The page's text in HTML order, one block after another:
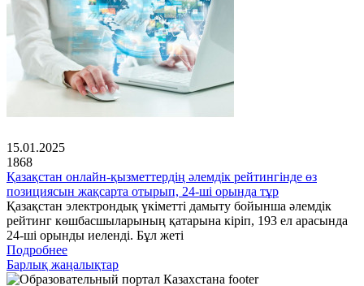
15.01.2025
1868
Қазақстан онлайн-қызметтердің әлемдік рейтингінде өз
позициясын жақсарта отырып, 24-ші орында тұр
Қазақстан электрондық үкіметті дамыту бойынша әлемдік
рейтинг көшбасшыларының қатарына кіріп, 193 ел арасында
24-ші орынды иеленді. Бұл жеті
Подробнее
Барлық жаңалықтар